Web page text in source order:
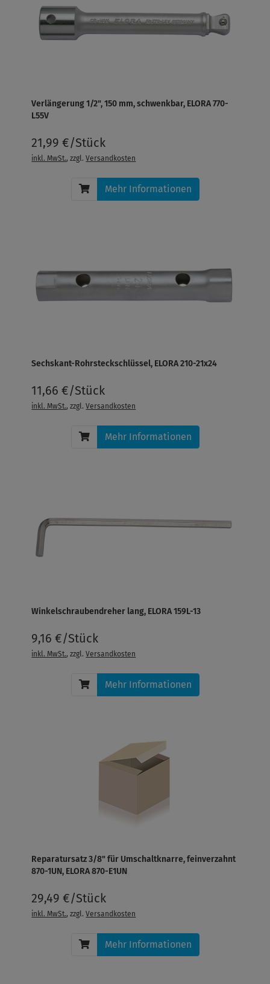
Verlängerung 1/2", 150 mm, schwenkbar, ELORA 770-
L55V
21,99 €/Stück
inkl. MwSt., zzgl.Versandkosten
Mehr Informationen
Sechskant-Rohrsteckschlüssel, ELORA 210-21x24
11,66 €/Stück
inkl. MwSt., zzgl.Versandkosten
Mehr Informationen
Winkelschraubendreher lang, ELORA 159L-13
9,16 €/Stück
inkl. MwSt., zzgl.Versandkosten
Mehr Informationen
Reparatursatz 3/8" für Umschaltknarre, feinverzahnt
870-1UN, ELORA 870-E1UN
29,49 €/Stück
inkl. MwSt., zzgl.Versandkosten
Mehr Informationen